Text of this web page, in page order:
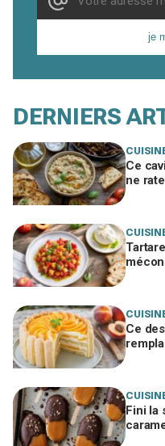
je
DERNIERS
Ce
ne
Ce
Fini la